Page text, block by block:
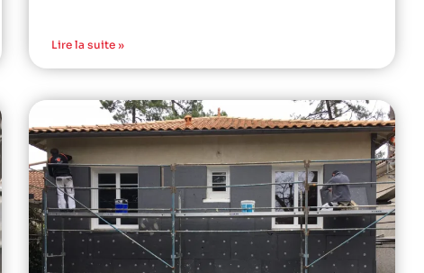
Lire la suite »